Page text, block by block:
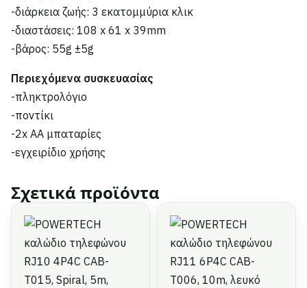
-διάρκεια ζωής: 3 εκατομμύρια κλικ
-διαστάσεις: 108 x 61 x 39mm
-βάρος: 55g ±5g
Περιεχόμενα συσκευασίας
-πληκτρολόγιο
-ποντίκι
-2x AA μπαταρίες
-εγχειρίδιο χρήσης
Σχετικά προϊόντα